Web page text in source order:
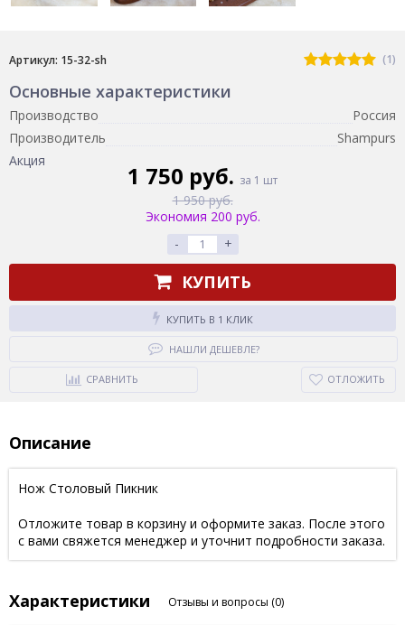
Артикул: 15-32-sh (1)
Основные характеристики
Производство
Россия
Производитель
Shampurs
Акция
1 750 руб. за 1 шт
1 950 руб.
Экономия 200 руб.
-
+
КУПИТЬ
КУПИТЬ В 1 КЛИК
НАШЛИ ДЕШЕВЛЕ?
СРАВНИТЬ ОТЛОЖИТЬ
Описание
Нож Столовый Пикник
Отложите товар в корзину и оформите заказ. После этого
с вами свяжется менеджер и уточнит подробности заказа.
Характеристики Отзывы и вопросы (0)